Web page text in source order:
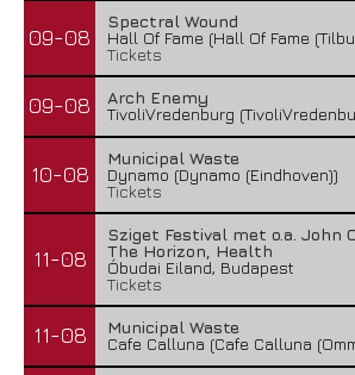
09-08
Spectral Wound
Hall Of Fame (Hall Of Fame
Tickets
09-08
Arch Enemy
TivoliVredenburg
10-08
Municipal Waste
Dynamo (Dynamo (Eindhoven))
Tickets
11-08
Sziget Festival met o.a. John
The Horizon, Health
Óbudai Eiland, Budapest
Tickets
11-08
Municipal Waste
Cafe Calluna (Cafe Calluna